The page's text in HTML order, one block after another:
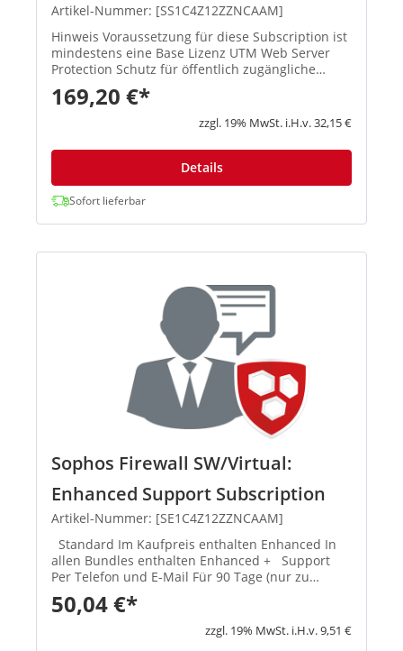
Artikel-Nummer: [SS1C4Z12ZZNCAAM]
Hinweis Voraussetzung für diese Subscription ist
mindestens eine Base Lizenz UTM Web Server
Protection Schutz für öffentlich zugängliche
Server und Anwendungen Hosten Sie Ihre
eigenen Webseiten oder bieten ...
169,20 €*
zzgl. 19% MwSt. i.H.v. 32,15 €
Details
Sofort lieferbar
Sophos Firewall SW/Virtual:
Enhanced Support Subscription
Artikel-Nummer: [SE1C4Z12ZZNCAAM]
Standard Im Kaufpreis enthalten Enhanced In
allen Bundles enthalten Enhanced + Support
Per Telefon und E-Mail Für 90 Tage (nur zu
Geschäftszeiten) Enthalten (24x7) VIP-Zugriff
(24x7) Sicherheitsupdates & Patches Über die
50,04 €*
zzgl. 19% MwSt. i.H.v. 9,51 €